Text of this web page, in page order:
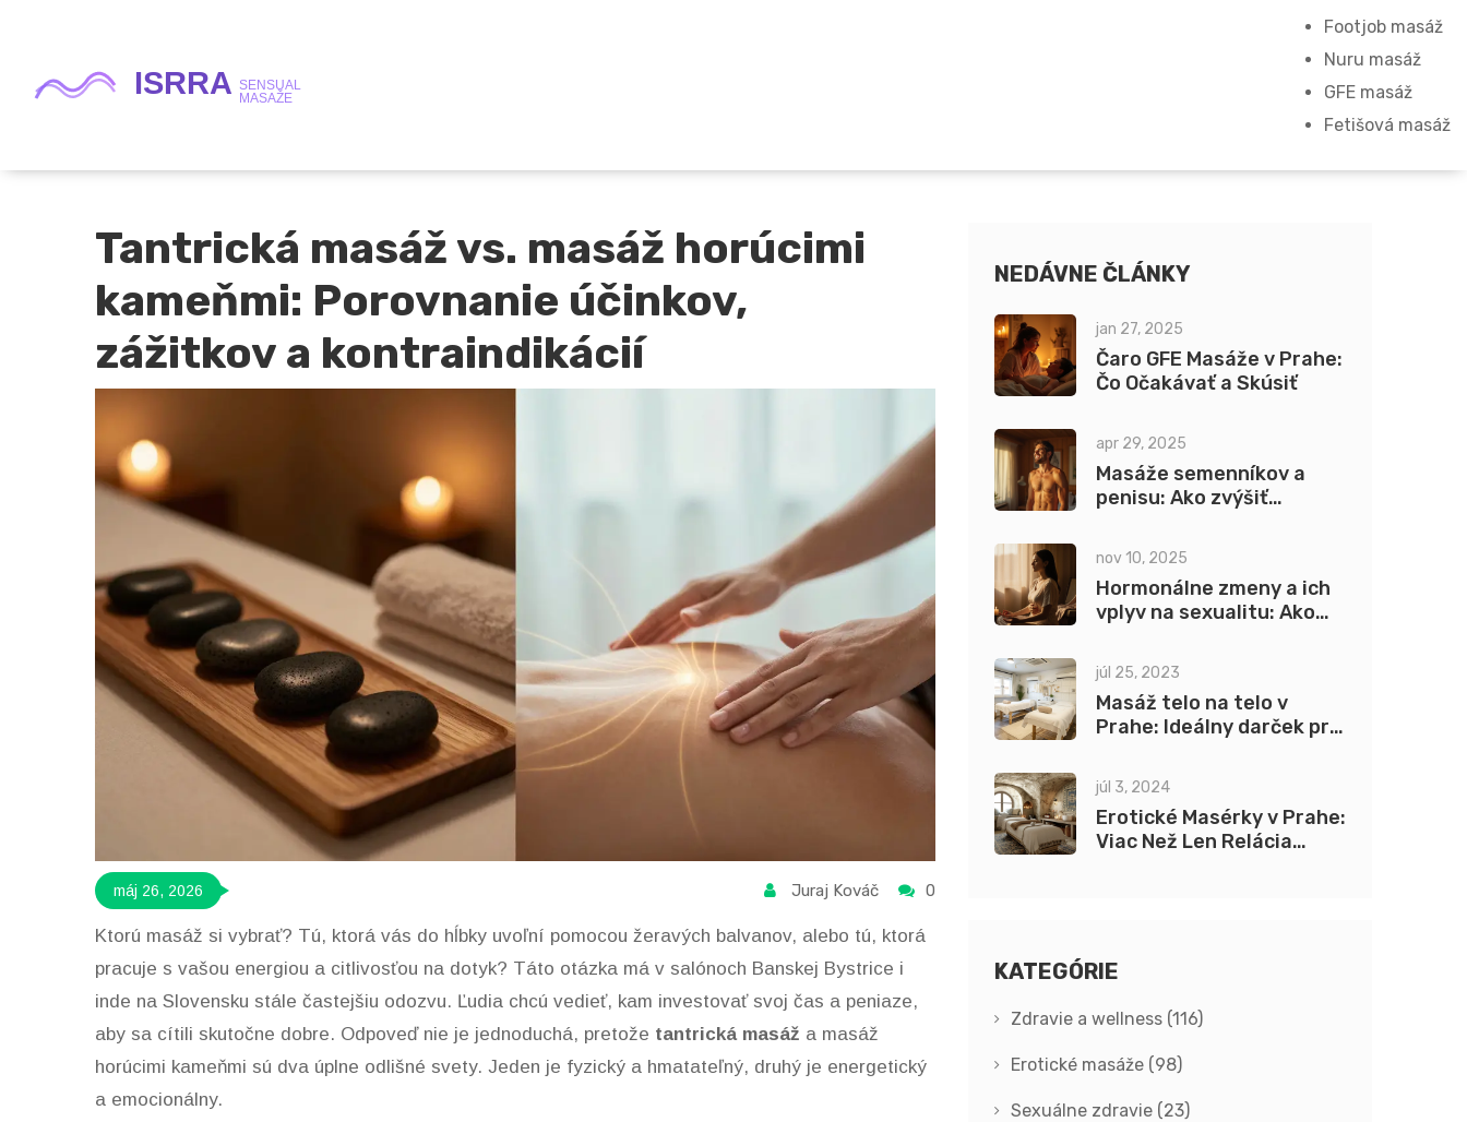
Footjob masáž
Nuru masáž
GFE masáž
Fetišová masáž
Tantrická masáž vs. masáž horúcimi
kameňmi: Porovnanie účinkov,
zážitkov a kontraindikácií
máj 26, 2026 Juraj Kováč 0
Ktorú masáž si vybrať? Tú, ktorá vás do hĺbky uvoľní pomocou žeravých balvanov, alebo tú, ktorá
pracuje s vašou energiou a citlivosťou na dotyk? Táto otázka má v salónoch Banskej Bystrice i
inde na Slovensku stále častejšiu odozvu. Ľudia chcú vedieť, kam investovať svoj čas a peniaze,
aby sa cítili skutočne dobre. Odpoveď nie je jednoduchá, pretože tantrická masáž a masáž
horúcimi kameňmi sú dva úplne odlišné svety. Jeden je fyzický a hmatateľný, druhý je energetický
a emocionálny.
NEDÁVNE ČLÁNKY
jan 27, 2025
Čaro GFE Masáže v Prahe:
Čo Očakávať a Skúsiť
apr 29, 2025
Masáže semenníkov a
penisu: Ako zvýšiť
nov 10, 2025
Hormonálne zmeny a ich
vplyv na sexualitu: Ako
menopauze a iných
zmenách
júl 25, 2023
Masáž telo na telo v
Prahe: Ideálny darček pre
júl 3, 2024
Erotické Masérky v Prahe:
Viac Než Len Relácia
KATEGÓRIE
Zdravie a wellness (116)
Erotické masáže (98)
Sexuálne zdravie (23)